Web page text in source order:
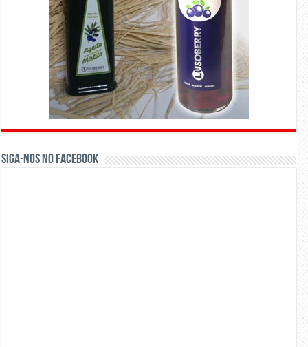
Siga-nos no Facebook